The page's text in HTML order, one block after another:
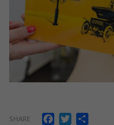
SHARE Facebook
Twitter